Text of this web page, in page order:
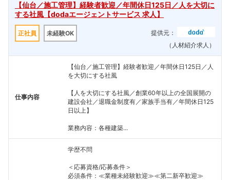
【仙台／施工管理】経験者歓迎／年間休日125日／人を大切に
する社風【dodaエージェントサービス 求人】
正社員 未経験OK
提供元：
（人材紹介求人）
仕事内容
【仙台／施工管理】経験者歓迎／年間休日125日／人
を大切にする社風
【人を大切にする社風／創業60年以上の全国展開の
建設会社／退職金制度有／家族手当有／年間休日125
日以上】
業務内容：各種建築...
学歴不問
＜応募資格/応募条件＞
必須条件：≪業種未経験歓迎≫≪第二新卒歓迎≫